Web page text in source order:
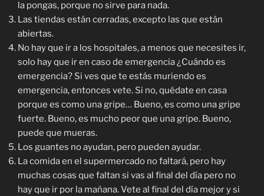
la pongas, porque no sirve para nada.
Las tiendas están cerradas, excepto las que están
abiertas.
No hay que ir a los hospitales, a menos que necesites ir,
solo hay que ir en caso de emergencia ¿Cuándo es
emergencia? Si ves que te estás muriendo es
emergencia, entonces vete. Si no, quédate en casa
porque es como una gripe… Bueno, es como una gripe
fuerte. Bueno, es mucho peor que una gripe. Bueno,
puede que mueras.
Los guantes no ayudan, pero pueden ayudar.
La comida en el supermercado no faltará, pero hay
muchas cosas que faltan si vas al final del día pero no
hay que ir por la mañana. Vete al final del día mejor y si